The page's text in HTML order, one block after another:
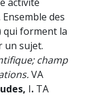
des
qui forment la
un sujet.
champ
VA
I. TA